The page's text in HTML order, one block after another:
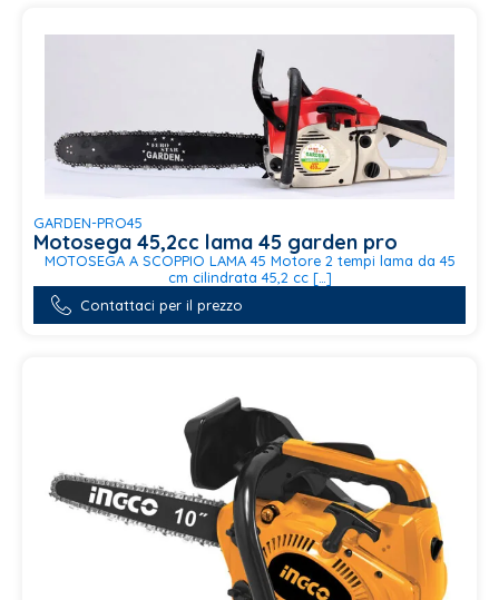
GARDEN-PRO45
Motosega 45,2cc lama 45 garden pro
MOTOSEGA A SCOPPIO LAMA 45 Motore 2 tempi lama da 45
cm cilindrata 45,2 cc […]
Contattaci per il prezzo